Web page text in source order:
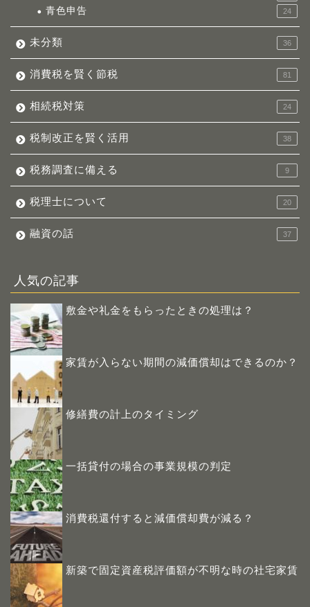
青色申告 24
未分類 36
消費税を賢く節税 81
相続税対策 24
税制改正を賢く活用 38
税務調査に備える 9
税理士について 20
融資の話 37
人気の記事
敷金や礼金をもらったときの処理は？
家賃が入らない期間の減価償却はできるのか？
修繕費の計上のタイミング
一括貸付の場合の事業規模の判定
消費税還付すると減価償却費が減る？
新築で固定資産税評価額が不明な時の社宅家賃